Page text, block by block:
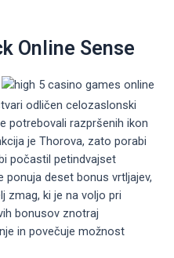
Online Sense
odličen celozaslonski
potrebovali razpršenih ikon
je Thorova, zato porabi
počastil petindvajset
ponuja deset bonus vrtljajev,
zmag, ki je na voljo pri
bonusov znotraj
in povečuje možnost